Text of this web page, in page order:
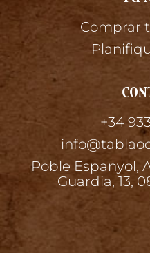
Comprar
+34
Poble Espanyol,
Guardia, 13,